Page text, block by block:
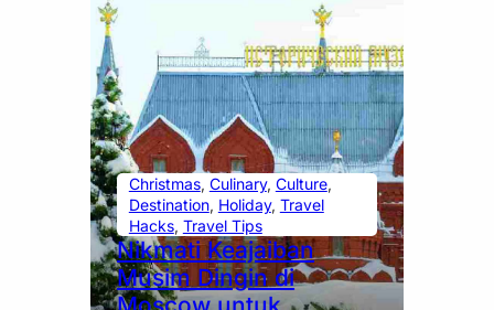
Christmas, Culinary, Culture
Destination, Holiday, Travel
Hacks, Travel Tips
Nikmati Keajaiban
Musim Dingin di